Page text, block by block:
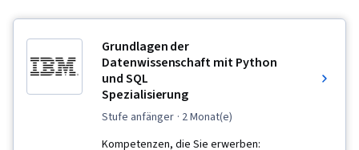
Grundlagen der
Datenwissenschaft mit Python
und SQL
Spezialisierung
stufe anfänger · 2 Monat(e)
Kompetenzen, die Sie erwerben: